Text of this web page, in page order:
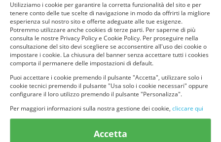
© provaprodottigratis.it 2023 | All Rights Reserved.
Categorie in evidenza
Alimenti e bevande
Utilizziamo i cookie per garantire la corretta funzionalità del sito e per
tenere conto delle tue scelte di navigazione in modo da offrirti la migliore
esperienza sul nostro sito e offerte adeguate alle tue esigenze.
Potremmo utilizzare anche cookies di terze parti. Per saperne di più
consulta le nostre Privacy Policy e Cookie Policy. Per proseguire nella
consultazione del sito devi scegliere se acconsentire all'uso dei cookie o
impostare i cookie. La chiusura del banner senza accettare tutti i cookies
comporta il permanere delle impostazioni di default.
Puoi accettare i cookie premendo il pulsante "Accetta", utilizzare solo i
cookie tecnici premendo il pulsante "Usa solo i cookie necessari" oppure
configurare il loro utilizzo premendo il pulsante "Personalizza".
Per maggiori informazioni sulla nostra gestione dei cookie, cliccare qui
Accetta